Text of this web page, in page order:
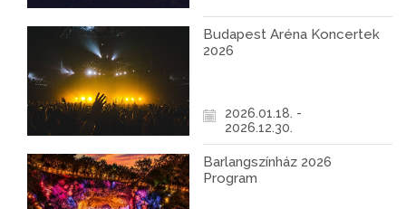
Budapest Aréna Koncertek
2026
2026.01.18. -
2026.12.30.
Barlangszínház 2026
Program